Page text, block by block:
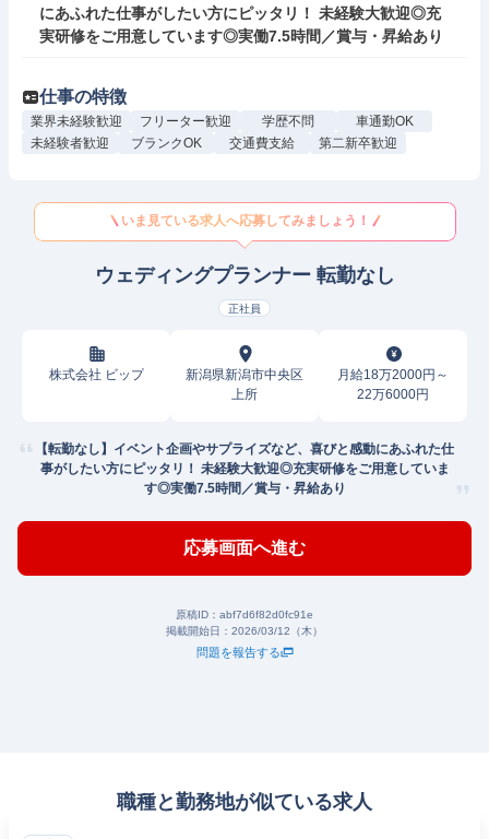
にあふれた仕事がしたい方にピッタリ！ 未経験大歓迎◎充
実研修をご用意しています◎実働7.5時間／賞与・昇給あり
仕事の特徴
業界未経験歓迎 フリーター歓迎 学歴不問
車通勤OK
未経験者歓迎
ブランクOK 交通費支給 第二新卒歓迎
いま見ている求人へ応募してみましょう！
ウェディングプランナー 転勤なし
正社員
株式会社 ビップ
新潟県新潟市中央区
上所
月給18万2000円～
22万6000円
【転勤なし】イベント企画やサプライズなど、喜びと感動にあふれた仕
事がしたい方にピッタリ！ 未経験大歓迎◎充実研修をご用意していま
す◎実働7.5時間／賞与・昇給あり
応募画面へ進む
原稿ID： abf7d6f82d0fc91e
掲載開始日： 2026/03/12（木）
問題を報告する
職種と勤務地が似ている求人